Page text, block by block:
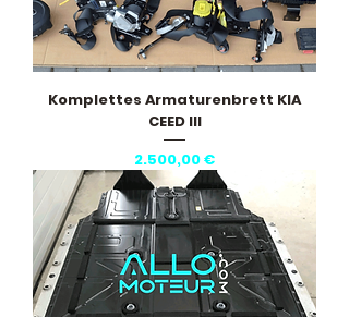
Komplettes Armaturenbrett KIA
CEED III
Preis
2.500,00 €